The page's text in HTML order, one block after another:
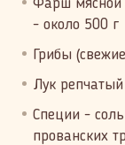
Фарш мясной
- около 500 г
Грибы
Лук
Специи -
прованских